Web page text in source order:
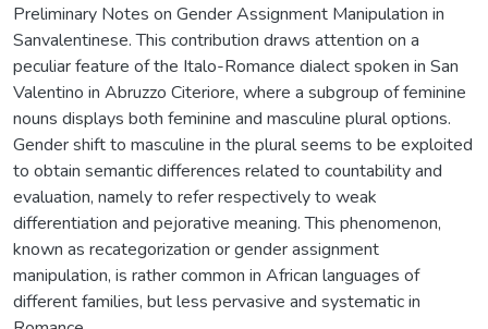
Preliminary Notes on Gender Assignment Manipulation in
Sanvalentinese. This contribution draws attention on a
peculiar feature of the Italo-Romance dialect spoken in San
Valentino in Abruzzo Citeriore, where a subgroup of feminine
nouns displays both feminine and masculine plural options.
Gender shift to masculine in the plural seems to be exploited
to obtain semantic differences related to countability and
evaluation, namely to refer respectively to weak
differentiation and pejorative meaning. This phenomenon,
known as recategorization or gender assignment
manipulation, is rather common in African languages of
different families, but less pervasive and systematic in